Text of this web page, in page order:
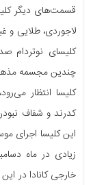
قسمت‌های دیگر
لاجوردی، طلایی و
کلیسای نوتردام
چندین مجسمه
کلیسا انتظار
کدرند و شفاف
این کلیسا اجرای
زیادی در ماه
خارجی کانادا در